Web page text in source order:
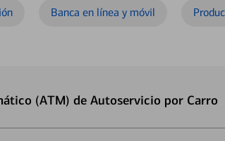
Banca en línea y móvil
(ATM) de Autoservicio por Carro